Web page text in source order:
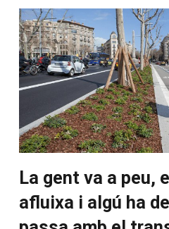
La gent va a peu,
afluixa i algú ha